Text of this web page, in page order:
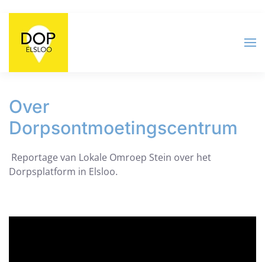
Over
Dorpsontmoetingscentrum
Reportage van Lokale Omroep Stein over het
Dorpsplatform in Elsloo.